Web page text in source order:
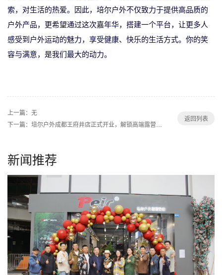
索，对生活的热爱。因此，培尔户外不仅致力于提供高品质的
户外产品，更希望通过这次嘉年华，搭建一个平台，让更多人
感受到户外运动的魅力，享受健康、快乐的生活方式。你的笑
容与满意，是我们最大的动力。
上一篇：无
返回列表
新闻推荐